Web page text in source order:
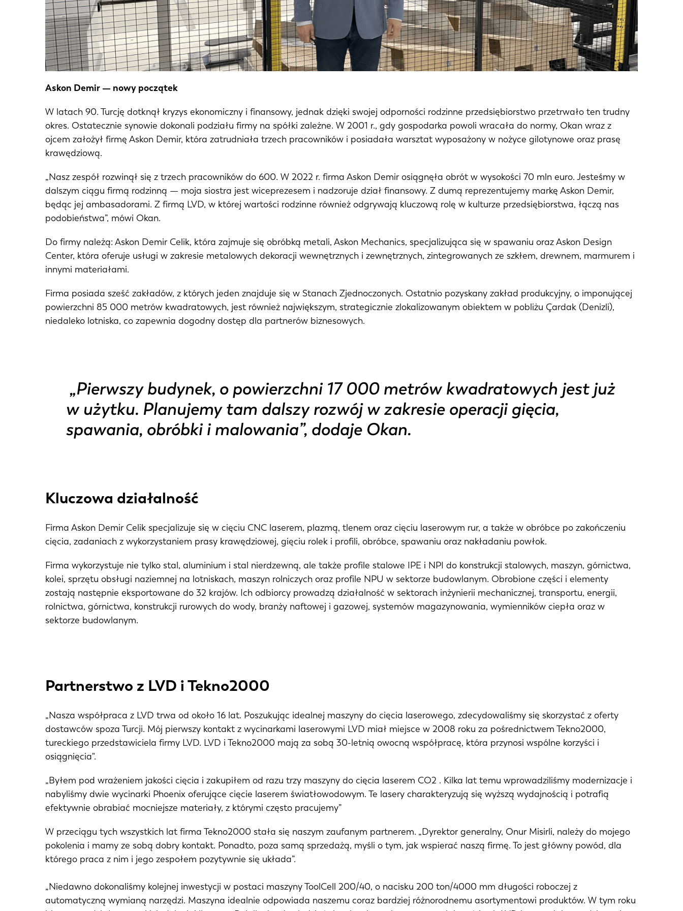
Askon Demir — nowy początek
W latach 90. Turcję dotknął kryzys ekonomiczny i finansowy, jednak dzięki swojej odporności rodzinne przedsiębiorstwo przetrwało ten trudny
okres. Ostatecznie synowie dokonali podziału firmy na spółki zależne. W 2001 r., gdy gospodarka powoli wracała do normy, Okan wraz z
ojcem założył firmę Askon Demir, która zatrudniała trzech pracowników i posiadała warsztat wyposażony w nożyce gilotynowe oraz prasę
krawędziową.
„Nasz zespół rozwinął się z trzech pracowników do 600. W 2022 r. firma Askon Demir osiągnęła obrót w wysokości 70 mln euro. Jesteśmy w
dalszym ciągu firmą rodzinną — moja siostra jest wiceprezesem i nadzoruje dział finansowy. Z dumą reprezentujemy markę Askon Demir,
będąc jej ambasadorami. Z firmą LVD, w której wartości rodzinne również odgrywają kluczową rolę w kulturze przedsiębiorstwa, łączą nas
podobieństwa”, mówi Okan.
Do firmy należą: Askon Demir Celik, która zajmuje się obróbką metali, Askon Mechanics, specjalizująca się w spawaniu oraz Askon Design
Center, która oferuje usługi w zakresie metalowych dekoracji wewnętrznych i zewnętrznych, zintegrowanych ze szkłem, drewnem, marmurem i
innymi materiałami.
Firma posiada sześć zakładów, z których jeden znajduje się w Stanach Zjednoczonych. Ostatnio pozyskany zakład produkcyjny, o imponującej
powierzchni 85 000 metrów kwadratowych, jest również największym, strategicznie zlokalizowanym obiektem w pobliżu Çardak (Denizli),
niedaleko lotniska, co zapewnia dogodny dostęp dla partnerów biznesowych.
„Pierwszy budynek, o powierzchni 17 000 metrów kwadratowych jest już
w użytku. Planujemy tam dalszy rozwój w zakresie operacji gięcia,
spawania, obróbki i malowania”, dodaje Okan.
Kluczowa działalność
Firma Askon Demir Celik specjalizuje się w cięciu CNC laserem, plazmą, tlenem oraz cięciu laserowym rur, a także w obróbce po zakończeniu
cięcia, zadaniach z wykorzystaniem prasy krawędziowej, gięciu rolek i profili, obróbce, spawaniu oraz nakładaniu powłok.
Firma wykorzystuje nie tylko stal, aluminium i stal nierdzewną, ale także profile stalowe IPE i NPI do konstrukcji stalowych, maszyn, górnictwa,
kolei, sprzętu obsługi naziemnej na lotniskach, maszyn rolniczych oraz profile NPU w sektorze budowlanym. Obrobione części i elementy
zostają następnie eksportowane do 32 krajów. Ich odbiorcy prowadzą działalność w sektorach inżynierii mechanicznej, transportu, energii,
rolnictwa, górnictwa, konstrukcji rurowych do wody, branży naftowej i gazowej, systemów magazynowania, wymienników ciepła oraz w
sektorze budowlanym.
Partnerstwo z LVD i Tekno2000
„Nasza współpraca z LVD trwa od około 16 lat. Poszukując idealnej maszyny do cięcia laserowego, zdecydowaliśmy się skorzystać z oferty
dostawców spoza Turcji. Mój pierwszy kontakt z wycinarkami laserowymi LVD miał miejsce w 2008 roku za pośrednictwem Tekno2000,
tureckiego przedstawiciela firmy LVD. LVD i Tekno2000 mają za sobą 30-letnią owocną współpracę, która przynosi wspólne korzyści i
osiągnięcia".
„Byłem pod wrażeniem jakości cięcia i zakupiłem od razu trzy maszyny do cięcia laserem CO2 . Kilka lat temu wprowadziliśmy modernizacje i
nabyliśmy dwie wycinarki Phoenix oferujące cięcie laserem światłowodowym. Te lasery charakteryzują się wyższą wydajnością i potrafią
efektywnie obrabiać mocniejsze materiały, z którymi często pracujemy”
W przeciągu tych wszystkich lat firma Tekno2000 stała się naszym zaufanym partnerem. „Dyrektor generalny, Onur Misirli, należy do mojego
pokolenia i mamy ze sobą dobry kontakt. Ponadto, poza samą sprzedażą, myśli o tym, jak wspierać naszą firmę. To jest główny powód, dla
którego praca z nim i jego zespołem pozytywnie się układa”.
„Niedawno dokonaliśmy kolejnej inwestycji w postaci maszyny ToolCell 200/40, o nacisku 200 ton/4000 mm długości roboczej z
automatyczną wymianą narzędzi. Maszyna idealnie odpowiada naszemu coraz bardziej różnorodnemu asortymentowi produktów. W tym roku
EN NL FR EN-US
DE IT ES PT-PT